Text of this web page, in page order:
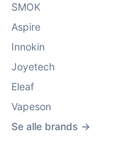
SMOK
Aspire
Innokin
Joyetech
Eleaf
Vapeson
Se alle brands →